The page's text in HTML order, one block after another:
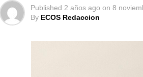
Published 2 años ago on 8
By ECOS Redaccion